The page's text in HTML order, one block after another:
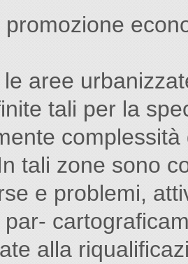
promozione
aree
tali per la
tali zone sono
e problemi,
alla